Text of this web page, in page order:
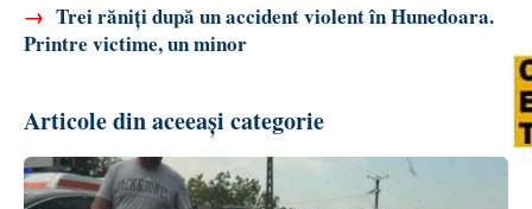
→ Trei răniți după un accident violent în Hunedoara.
Printre victime, un minor
Articole din aceeași categorie